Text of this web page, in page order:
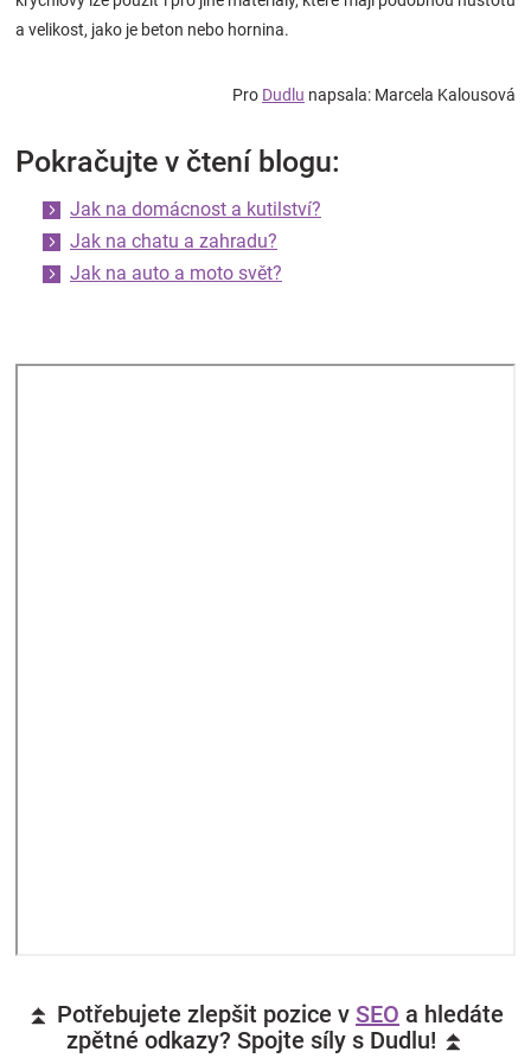
a velikost, jako je beton nebo hornina.
Pro Dudlu napsala: Marcela Kalousová
Pokračujte v čtení blogu:
Jak na domácnost a kutilství?
Jak na chatu a zahradu?
Jak na auto a moto svět?
⏫ Potřebujete zlepšit pozice v SEO a hledáte
zpětné odkazy? Spojte síly s Dudlu! ⏫